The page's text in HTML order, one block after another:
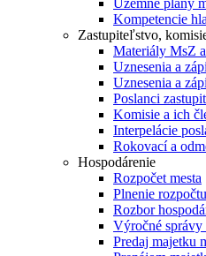
Územné plány
Kompetencie
Zastupiteľstvo,
Materiály MsZ
Uznesenia a
Uznesenia a
Poslanci
Komisie a ich
Interpelácie
Rokovací a
Hospodárenie
Rozpočet mesta
Plnenie
Rozbor
Výročné správy
Predaj majetku